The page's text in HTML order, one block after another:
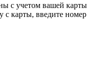
с учетом вашей карты
с карты, введите номер